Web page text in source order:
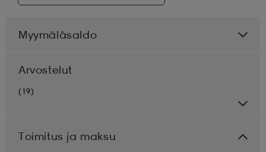
Myymäläsaldo
Arvostelut
(19)
Toimitus ja maksu